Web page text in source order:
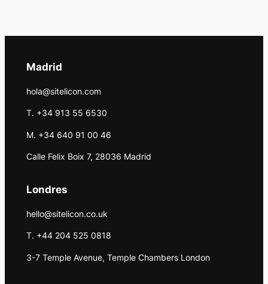
Madrid
hola@sitelicon.com
T. +34 913 55 6530
M. +34 640 91 00 46
Calle Felix Boix 7, 28036 Madrid
Londres
hello@sitelicon.co.uk
T. +44 204 525 0818
3-7 Temple Avenue, Temple Chambers London